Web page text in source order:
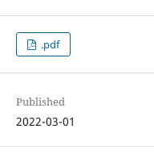
.pdf
Published
2022-03-01